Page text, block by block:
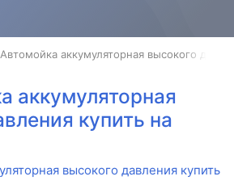
Автомойка аккумуляторная высокого
аккумуляторная
купить на